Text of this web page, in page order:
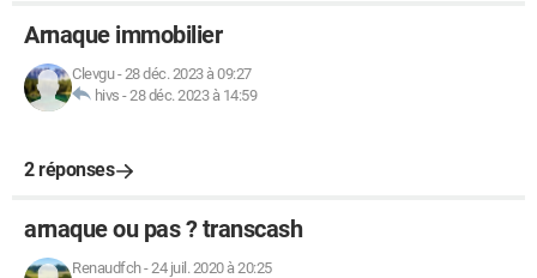
Arnaque immobilier
Clevgu-28 déc. 2023 à 09:27
hivs -28 déc. 2023 à 14:59
2 réponses
arnaque ou pas ? transcash
Renaudfch-24 juil. 2020 à 20:25